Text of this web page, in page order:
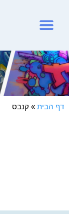
דף הבית » קנבס